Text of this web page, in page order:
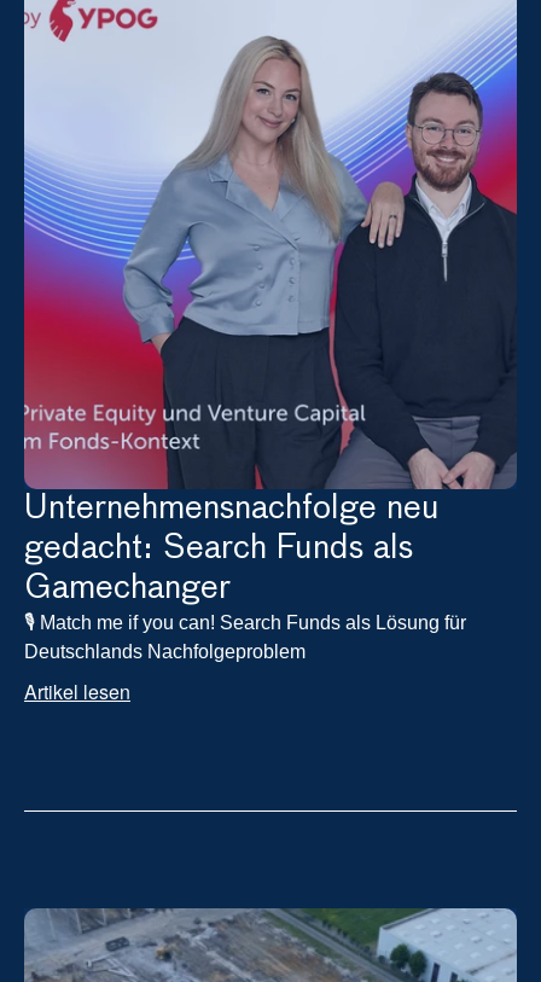
Unternehmensnachfolge neu
gedacht: Search Funds als
Gamechanger
🎙️ Match me if you can! Search Funds als Lösung für
Deutschlands Nachfolgeproblem
Artikel lesen